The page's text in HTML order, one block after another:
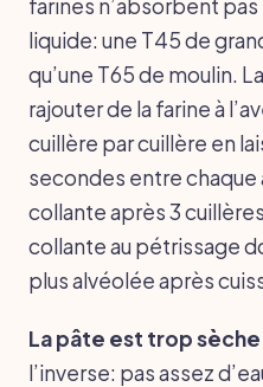
farines n’absorbent
liquide: une T45 de
qu’une T65 de moulin.
rajouter de la farine à
cuillère par cuillère en
secondes entre chaque
collante après 3
collante au pétrissage
plus alvéolée après
La pâte est trop
l’inverse: pas assez